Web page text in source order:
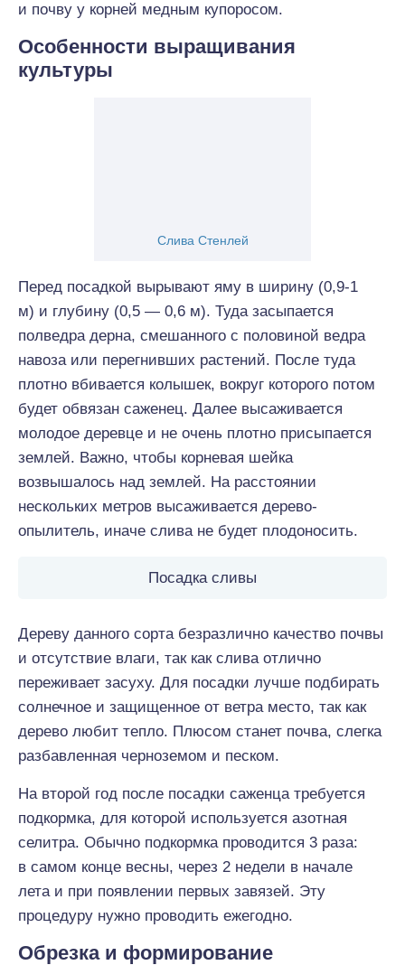
и почву у корней медным купоросом.
Особенности выращивания
культуры
Слива Стенлей
Перед посадкой вырывают яму в ширину (0,9-1
м) и глубину (0,5 — 0,6 м). Туда засыпается
полведра дерна, смешанного с половиной ведра
навоза или перегнивших растений. После туда
плотно вбивается колышек, вокруг которого потом
будет обвязан саженец. Далее высаживается
молодое деревце и не очень плотно присыпается
землей. Важно, чтобы корневая шейка
возвышалось над землей. На расстоянии
нескольких метров высаживается дерево-
опылитель, иначе слива не будет плодоносить.
Посадка сливы
Дереву данного сорта безразлично качество почвы
и отсутствие влаги, так как слива отлично
переживает засуху. Для посадки лучше подбирать
солнечное и защищенное от ветра место, так как
дерево любит тепло. Плюсом станет почва, слегка
разбавленная черноземом и песком.
На второй год после посадки саженца требуется
подкормка, для которой используется азотная
селитра. Обычно подкормка проводится 3 раза:
в самом конце весны, через 2 недели в начале
лета и при появлении первых завязей. Эту
процедуру нужно проводить ежегодно.
Обрезка и формирование